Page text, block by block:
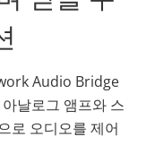
Audio Bridge
날로그 앰프와 스
로 오디오를 제어